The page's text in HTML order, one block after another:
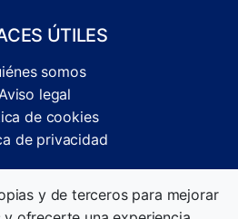
ÚTILES
somos
Aviso legal
de cookies
de privacidad
y de terceros para mejorar